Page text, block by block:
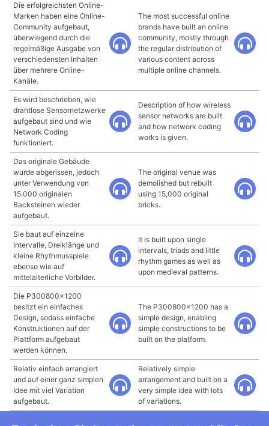
Die erfolgreichsten Online-
Marken haben eine Online-
Community aufgebaut,
überwiegend durch die
regelmäßige Ausgabe von
verschiedensten Inhalten
über mehrere Online-
Kanäle.
The most successful online
brands have built an online
community, mostly through
the regular distribution of
various content across
multiple online channels.
Es wird beschrieben, wie
drahtlose Sensornetzwerke
aufgebaut sind und wie
Network Coding
funktioniert.
Description of how wireless
sensor networks are built
and how network coding
works is given.
Das originale Gebäude
wurde abgerissen, jedoch
unter Verwendung von
15.000 originalen
Backsteinen wieder
aufgebaut.
The original venue was
demolished but rebuilt
using 15,000 original
bricks.
Sie baut auf einzelne
Intervalle, Dreiklänge und
kleine Rhythmusspiele
ebenso wie auf
mittelalterliche Vorbilder.
It is built upon single
intervals, triads and little
rhythm games as well as
upon medieval patterns.
Die P300800x1200
besitzt ein einfaches
Design, sodass einfache
Konstruktionen auf der
Plattform aufgebaut
werden können.
The P300800×1200 has a
simple design, enabling
simple constructions to be
built on the platform.
Relativ einfach arrangiert
und auf einer ganz simplen
Idee mit viel Variation
aufgebaut.
Relatively simple
arrangement and built on a
very simple idea with lots
of variations.